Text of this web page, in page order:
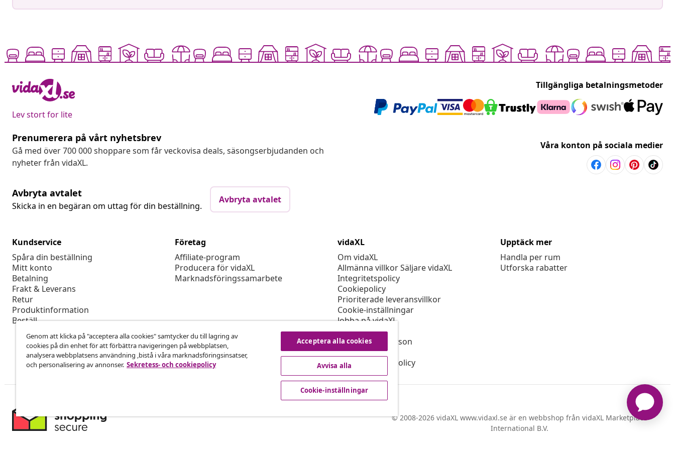
Lev stort for lite
Tillgängliga betalningsmetoder
Prenumerera på vårt nyhetsbrev
Gå med över 700 000 shoppare som får veckovisa deals, säsongserbjudanden och
nyheter från vidaXL.
Våra konton på sociala medier
Avbryta avtalet
Skicka in en begäran om uttag för din beställning.
Avbryta avtalet
Kundservice
Spåra din beställning
Mitt konto
Betalning
Frakt & Leverans
Retur
Produktinformation
Beställ
Företag
Affiliate-program
Producera för vidaXL
Marknadsföringssamarbete
vidaXL
Om vidaXL
Allmänna villkor Säljare vidaXL
Integritetspolicy
Cookiepolicy
Prioriterade leveransvillkor
Cookie-inställningar
Jobba på vidaXL
Säkerhet
EU Ansvarig person
Policyn för EPR
Tillgänglighetspolicy
Upptäck mer
Handla per rum
Utforska rabatter
© 2008-2026 vidaXL www.vidaxl.se är en webbshop från vidaXL Marketplace
International B.V.
Genom att klicka på "acceptera alla cookies" samtycker du till lagring av
cookies på din enhet för att förbättra navigeringen på webbplatsen,
analysera webbplatsens användning ,bistå i våra marknadsföringsinsatser,
och personalisering av annonser. Sekretess- och cookiepolicy
Acceptera alla cookies
Avvisa alla
Cookie-inställningar